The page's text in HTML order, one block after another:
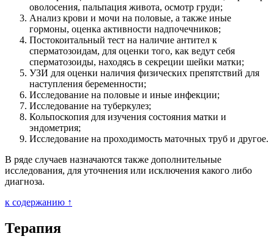
оволосения, пальпация живота, осмотр груди;
Анализ крови и мочи на половые, а также иные
гормоны, оценка активности надпочечников;
Постокоитальный тест на наличие антител к
сперматозоидам, для оценки того, как ведут себя
сперматозоиды, находясь в секреции шейки матки;
УЗИ для оценки наличия физических препятствий для
наступления беременности;
Исследование на половые и иные инфекции;
Исследование на туберкулез;
Кольпоскопия для изучения состояния матки и
эндометрия;
Исследование на проходимость маточных труб и другое.
В ряде случаев назначаются также дополнительные
исследования, для уточнения или исключения какого либо
диагноза.
к содержанию ↑
Терапия